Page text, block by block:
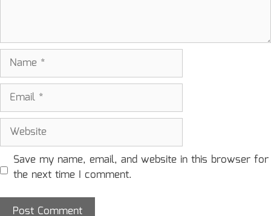
Name
Email
Website
Save my name, email, and website in this browser for
the next time I comment.